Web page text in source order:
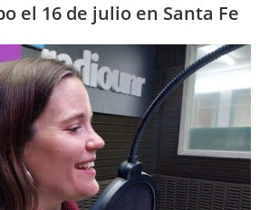
el 16 de julio en Santa Fe